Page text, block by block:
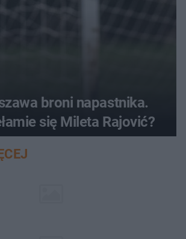
broni napastnika.
się Mileta Rajović?